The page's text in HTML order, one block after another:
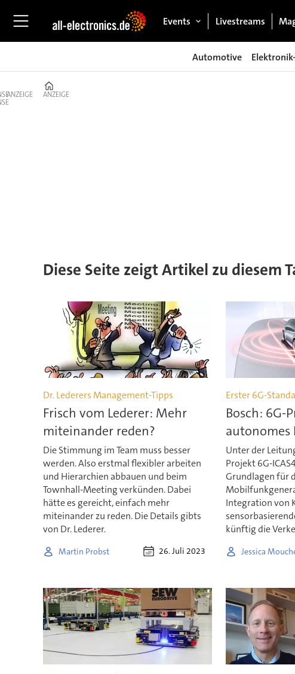
Events Livestreams
Automotive
ANZEIGE ANZEIGE
Diese Seite zeigt Artikel zu diesem
Dr. Lederers Management-Tipps
Frisch vom Lederer: Mehr
miteinander reden?
Die Stimmung im Team muss besser
werden. Also erstmal flexibler arbeiten
und Hierarchien abbauen und beim
Townhall-Meeting verkünden. Dabei
hätte es gereicht, einfach mehr
miteinander zu reden. Die Details gibts
von Dr. Lederer.
Martin Probst 26. Juli 2023
Erster 6G-
Bosch: 6G-
autonomes
Unter der
Projekt 6G-
Grundlagen für
Integration von
künftig die
Jessica